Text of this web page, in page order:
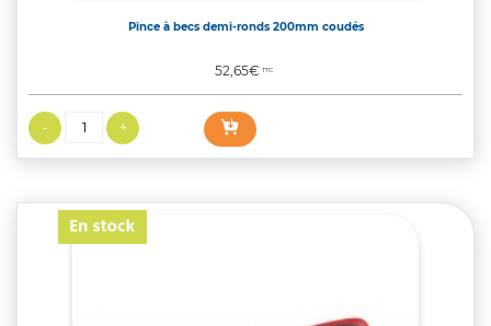
Pince à becs demi-ronds 200mm coudés
Prix
52,65€TTC